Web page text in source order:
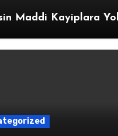
Maddi Kayiplara